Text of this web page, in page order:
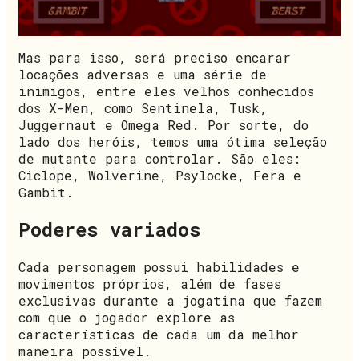
Mas para isso, será preciso encarar
locações adversas e uma série de
inimigos, entre eles velhos conhecidos
dos X-Men, como Sentinela, Tusk,
Juggernaut e Omega Red. Por sorte, do
lado dos heróis, temos uma ótima seleção
de mutante para controlar. São eles:
Ciclope, Wolverine, Psylocke, Fera e
Gambit.
Poderes variados
Cada personagem possui habilidades e
movimentos próprios, além de fases
exclusivas durante a jogatina que fazem
com que o jogador explore as
características de cada um da melhor
maneira possível.